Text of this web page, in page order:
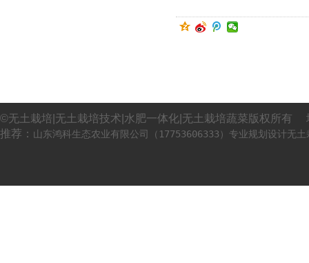
©无土栽培|无土栽培技术|水肥一体化|无土栽培蔬菜版权所有
推荐： 山东鸿科生态农业有限公司（17753606333）专业规划设计无